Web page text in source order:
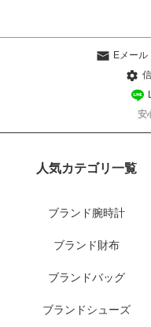
Eメール
安
人気カテゴリ一覧
ブランド腕時計
ブランド財布
ブランドバッグ
ブランドシューズ